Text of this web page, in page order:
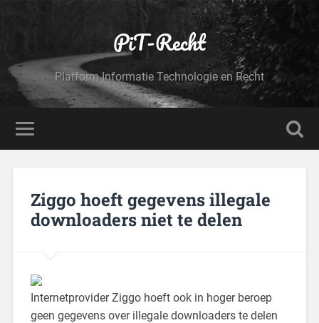
PiT-Recht
Platform Informatie Technologie en Recht
Ziggo hoeft gegevens illegale
downloaders niet te delen
Internetprovider Ziggo hoeft ook in hoger beroep
geen gegevens over illegale downloaders te delen